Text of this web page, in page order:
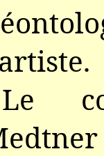
Le